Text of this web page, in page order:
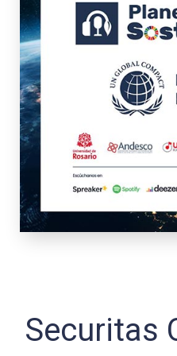
Securitas